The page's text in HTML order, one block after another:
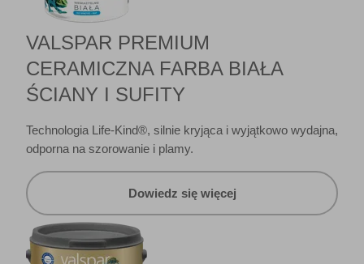
VALSPAR PREMIUM
CERAMICZNA FARBA BIAŁA
ŚCIANY I SUFITY
Technologia Life-Kind®, silnie kryjąca i wyjątkowo wydajna,
odporna na szorowanie i plamy.
Dowiedz się więcej